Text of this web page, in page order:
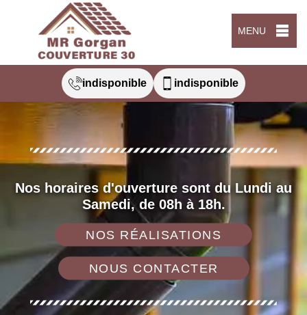
MENU
indisponible indisponible
Nos horaires d'ouverture sont du Lundi au
Samedi, de 08h à 18h.
NOS RÉALISATIONS
NOUS CONTACTER